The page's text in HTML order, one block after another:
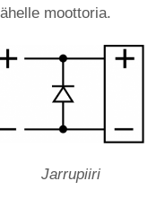
moottoria.
Jarrupiiri